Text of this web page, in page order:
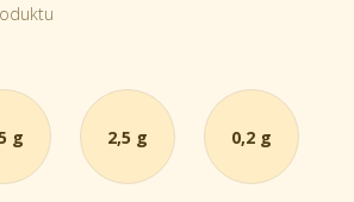
g 2,5 g 0,2 g